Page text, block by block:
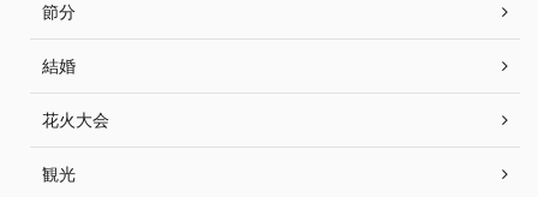
節分
結婚
花火大会
観光